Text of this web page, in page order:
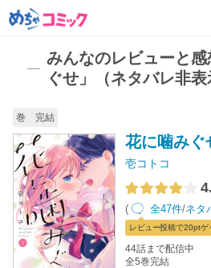
みんなのレビューと
ぐせ」（ネタバレ非表
巻 完結
花に噛みぐ
壱コトコ
( 全47件/ネタ
レビュー投稿で20ptゲ
44話まで配信中
全5巻完結